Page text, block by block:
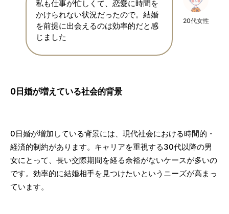
20代女性
私も仕事が忙しくて、恋愛に時間を
かけられない状況だったので。結婚
を前提に出会えるのは効率的だと感
じました
0日婚が増えている社会的背景
0日婚が増加している背景には、現代社会における時間的・
経済的制約があります。キャリアを重視する30代以降の男
女にとって、長い交際期間を経る余裕がないケースが多いの
です。効率的に結婚相手を見つけたいというニーズが高まっ
ています。